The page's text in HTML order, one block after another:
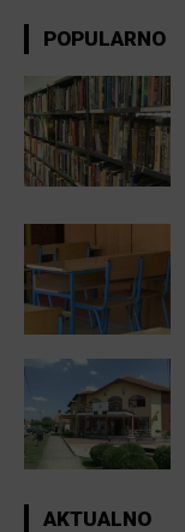
POPULARNO
AKTUALNO